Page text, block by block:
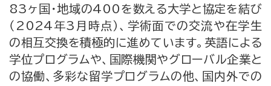
83ヶ国・地域の400を数える大学と協定を結び
（2024年3月時点）、学術面での交流や在学生
の相互交換を積極的に進めています。英語による
学位プログラムや、国際機関やグローバル企業と
の協働、多彩な留学プログラムの他、国内外での